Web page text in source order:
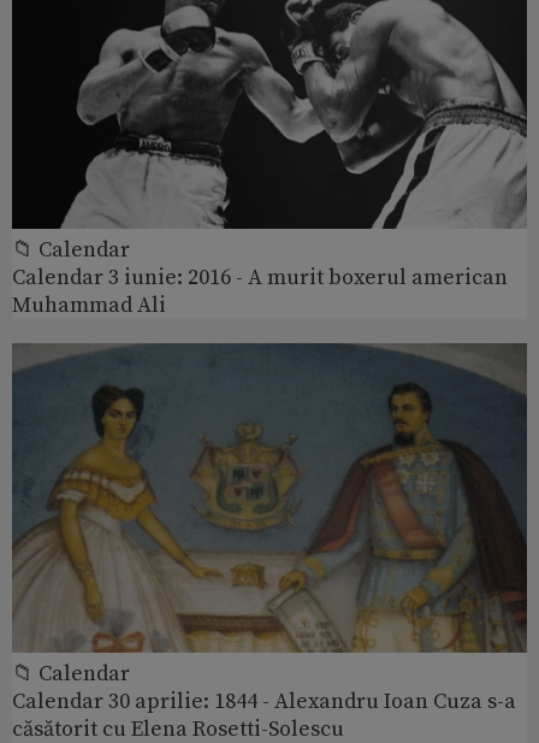
📁 Calendar
Calendar 3 iunie: 2016 - A murit boxerul american
Muhammad Ali
📁 Calendar
Calendar 30 aprilie: 1844 - Alexandru Ioan Cuza s-a
căsătorit cu Elena Rosetti-Solescu